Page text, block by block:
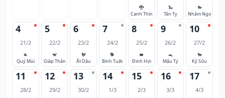
🐉
Canh Thìn
🐍
Tân Tỵ
🐎
Nhâm Ngọ
4
21/2
🐐
Quý Mùi
5
22/2
🐒
Giáp Thân
6
23/2
🐓
Ất Dậu
7
24/2
🐕
Bính Tuất
8
25/2
🐖
Đinh Hợi
9
26/2
🐀
Mậu Tý
10
27/2
🐂
Kỷ Sửu
11
28/2
12
29/2
13
30/2
14
1/3
15
2/3
16
3/3
17
4/3